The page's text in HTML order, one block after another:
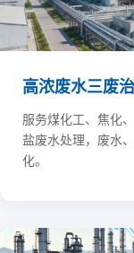
高浓废水三废
服务煤化工、焦化
盐废水处理，废水
化。